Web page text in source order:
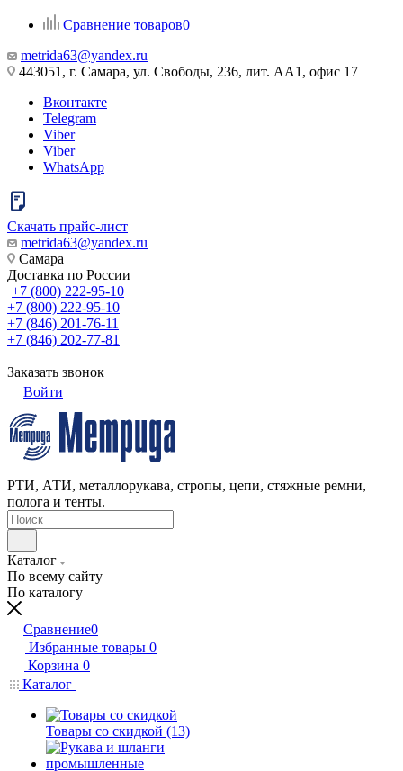
Сравнение товаров0
metrida63@yandex.ru
443051, г. Самара, ул. Свободы, 236, лит. АА1, офис 17
Вконтакте
Telegram
Viber
Viber
WhatsApp
Скачать прайс-лист
metrida63@yandex.ru
Самара
Доставка по России
+7 (800) 222-95-10
+7 (800) 222-95-10
+7 (846) 201-76-11
+7 (846) 202-77-81
Заказать звонок
Войти
РТИ, АТИ, металлорукава, стропы, цепи, стяжные ремни,
полога и тенты.
Каталог
По всему сайту
По каталогу
Сравнение0
Избранные товары 0
Корзина 0
Каталог
Товары со скидкой (13)